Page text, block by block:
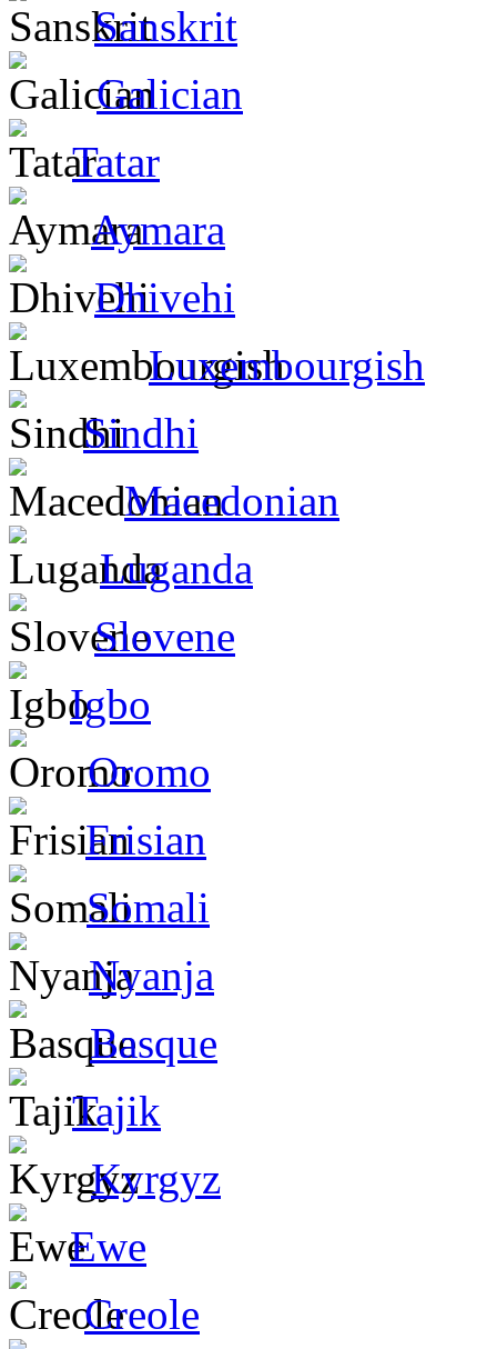
Sanskrit
Galician
Tatar
Aymara
Dhivehi
Luxembourgish
Sindhi
Macedonian
Luganda
Slovene
Igbo
Oromo
Frisian
Somali
Nyanja
Basque
Tajik
Kyrgyz
Ewe
Creole